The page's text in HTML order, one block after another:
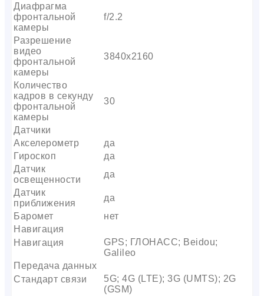
Диафрагма
фронтальной
камеры
f/2.2
Разрешение
видео
фронтальной
камеры
3840х2160
Количество
кадров в секунду
фронтальной
камеры
30
Датчики
Акселерометр
да
Гироскоп
да
Датчик
освещенности
да
Датчик
приближения
да
Баромет
нет
Навигация
Навигация
GPS; ГЛОНАСС; Beidou;
Galileo
Передача данных
Стандарт связи
5G; 4G (LTE); 3G (UMTS); 2G
(GSM)